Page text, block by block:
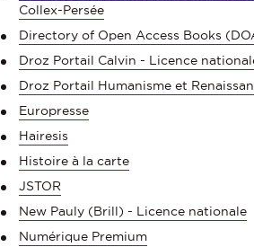
Collex-Persée
Directory of Open Access Books
Droz Portail Calvin - Licence
Droz Portail Humanisme et
Europresse
Hairesis
Histoire à la carte
JSTOR
New Pauly (Brill) - Licence nationale
Numérique Premium
Nouveau | Fonds Transition
Les bibliothèques de l'université
Lyon 3 mettent en avant la
documentation sur la transition